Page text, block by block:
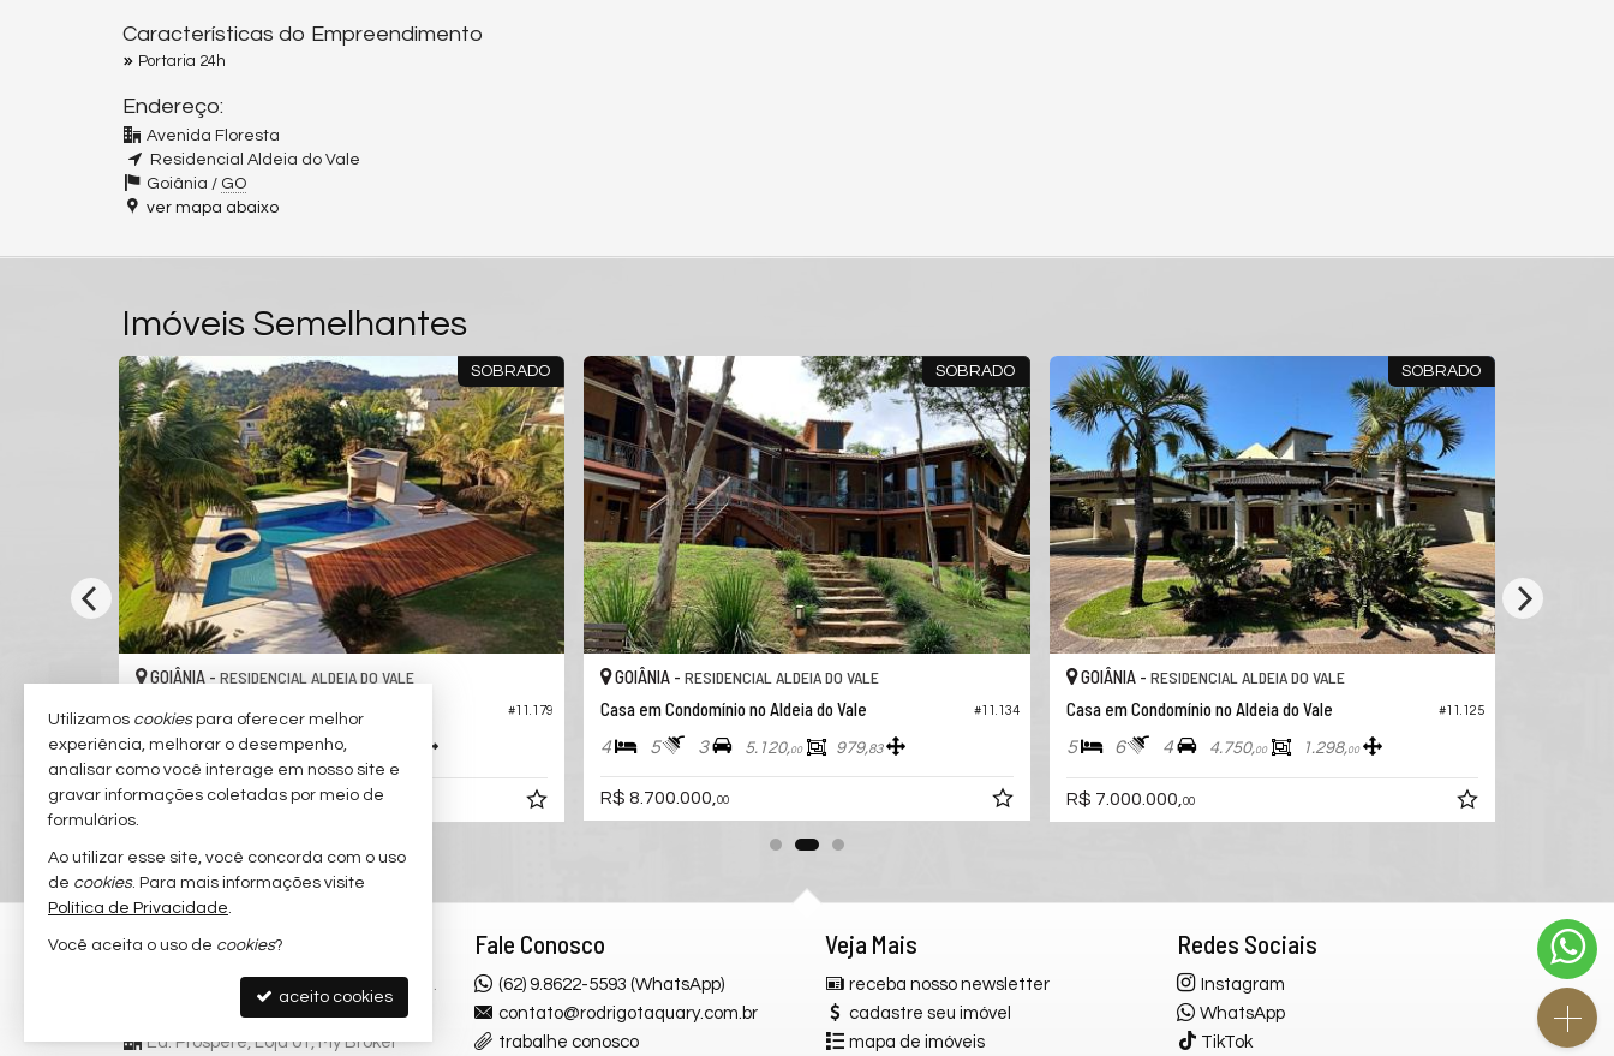
Características do Empreendimento
Portaria 24h
Endereço:
Avenida Floresta
Residencial Aldeia do Vale
Goiânia / GO
ver mapa abaixo
Imóveis Semelhantes
SOBRADO
#11.179
GOIÂNIA -RESIDENCIAL ALDEIA DO VALE
Casa em Condomínio no Aldeia do Vale
4 5 4 1.750,00 596,
R$ 6.500.000,00
SOBRADO
#11.134
GOIÂNIA -RESIDENCIAL ALDEIA DO VALE
Casa em Condomínio no Aldeia do Vale
5 3 5.120,00 979, 83
R$ 8.700.000,00
SOBRADO
#11.125
GOIÂNIA -RESIDENCIAL ALDEIA DO VALE
Casa em Condomínio no Aldeia do Vale
6 4 4.750,00 1.298,00
R$ 7.000.000,00
Rodrigo Taquary
Alameda Ricardo Paranhos, 799 Qd.
Ed. Prospère, Loja 01, My Broker
Fale Conosco
(62) 9.8622-5593 (WhatsApp)
contato@rodrigotaquary.com.br
trabalhe conosco
Veja Mais
receba nosso newsletter
cadastre seu imóvel
mapa de imóveis
Redes Sociais
Instagram
WhatsApp
TikTok
Utilizamos cookiespara oferecer melhor
experiência, melhorar o desempenho,
analisar como você interage em nosso site e
gravar informações coletadas por meio de
formulários.
Ao utilizar esse site, você concorda com o uso
de cookies. Para mais informações visite
Política de Privacidade.
Você aceita o uso de cookies?
aceito cookies